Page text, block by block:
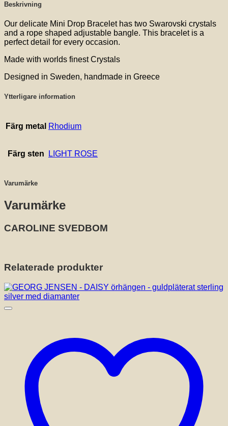
Beskrivning
Our delicate Mini Drop Bracelet has two Swarovski crystals
and a rope shaped adjustable bangle. This bracelet is a
perfect detail for every occasion.
Made with worlds finest Crystals
Designed in Sweden, handmade in Greece
Ytterligare information
Färg metal Rhodium
Färg sten LIGHT ROSE
Varumärke
Varumärke
CAROLINE SVEDBOM
Relaterade produkter